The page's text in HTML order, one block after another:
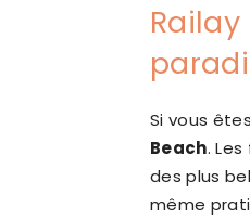
Si vous
Beach.
des plus
même